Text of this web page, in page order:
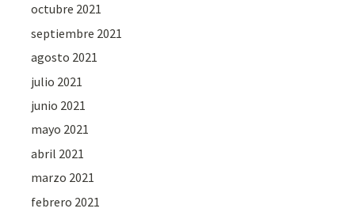
octubre 2021
septiembre 2021
agosto 2021
julio 2021
junio 2021
mayo 2021
abril 2021
marzo 2021
febrero 2021